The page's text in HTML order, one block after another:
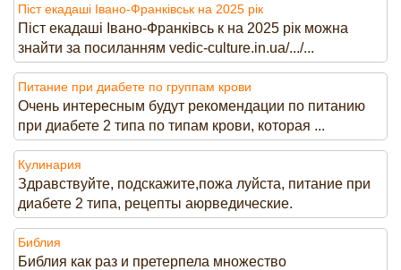
Піст екадаші Івано-Франківськ на 2025 рік
Піст екадаші Івано-Франківсь к на 2025 рік можна
знайти за посиланням vedic-culture.in.ua/.../...
Питание при диабете по группам крови
Очень интересным будут рекомендации по питанию
при диабете 2 типа по типам крови, которая ...
Кулинария
Здравствуйте, подскажите,пожа луйста, питание при
диабете 2 типа, рецепты аюрведические.
Библия
Библия как раз и претерпела множество